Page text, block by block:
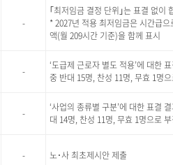
-
｢최저임금 결정 단위｣는 표결 없이
* 2027년 적용 최저임금은 시간급
액(월 209시간 기준)을 함께 표시
-
‘도급제 근로자 별도 적용’에 대한
중 반대 15명, 찬성 11명, 무효 1명
-
‘사업의 종류별 구분’에 대한 표결
대 14명, 찬성 11명, 무효 1명으로
- 노･사 최초제시안 제출